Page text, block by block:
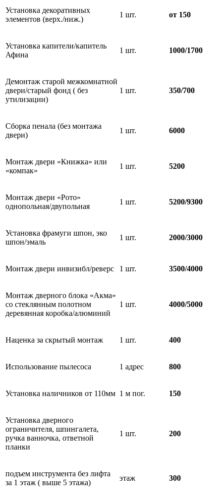
Установка декоративных
элементов (верх./ниж.)
1 шт. от 150
Установка капители/капитель
Афина
1 шт. 1000/1700
Демонтаж старой межкомнатной
двери/старый фонд ( без
утилизации)
1 шт. 350/700
Сборка пенала (без монтажа
двери)
1 шт. 6000
Монтаж двери «Книжка» или
«компак»
1 шт. 5200
Монтаж двери «Рото»
однопольная/двупольная
1 шт. 5200/9300
Установка фрамуги шпон, эко
шпон/эмаль
1 шт. 2000/3000
Монтаж двери инвизибл/реверс 1 шт. 3500/4000
Монтаж дверного блока «Акма»
со стеклянным полотном
деревянная коробка/алюминий
1 шт. 4000/5000
Наценка за скрытый монтаж 1 шт. 400
Использование пылесоса 1 адрес 800
Установка наличников от 110мм 1 м пог. 150
Установка дверного
ограничителя, шпингалета,
ручка ванночка, ответной
планки
1 шт. 200
подъем инструмента без лифта
за 1 этаж ( выше 5 этажа)
этаж 300